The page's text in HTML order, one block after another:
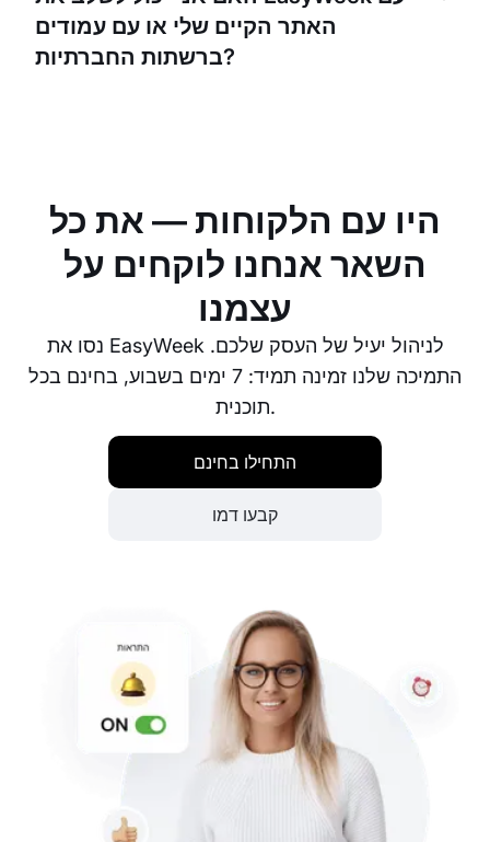
אחרון בהתאם לנוחות שלכם.
האתר הקיים שלי או עם עמודים
ברשתות החברתיות?
היו עם הלקוחות — את כל
השאר אנחנו לוקחים על
עצמנו
נסו את EasyWeek לניהול יעיל של העסק שלכם.
התמיכה שלנו זמינה תמיד: 7 ימים בשבוע, בחינם בכל
תוכנית.
התחילו בחינם
קבעו דמו